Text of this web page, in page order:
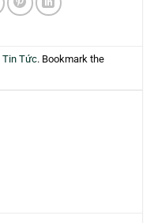
,Tin Tức. Bookmark the